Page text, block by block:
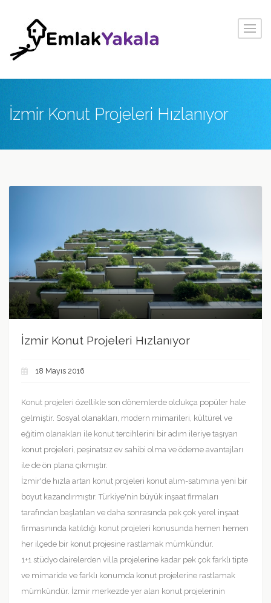
İzmir Konut Projeleri Hızlanıyor
İzmir Konut Projeleri Hızlanıyor
18 Mayıs 2016
Konut projeleri özellikle son dönemlerde oldukça popüler hale
gelmiştir. Sosyal olanakları, modern mimarileri, kültürel ve
eğitim olanakları ile konut tercihlerini bir adım ileriye taşıyan
konut projeleri, peşinatsız ev sahibi olma ve ödeme avantajları
ile de ön plana çıkmıştır.
İzmir'de hızla artan konut projeleri konut alım-satımına yeni bir
boyut kazandırmıştır. Türkiye'nin büyük inşaat firmaları
tarafından başlatılan ve daha sonrasında pek çok yerel inşaat
firmasınında katıldığı konut projeleri konusunda hemen hemen
her ilçede bir konut projesine rastlamak mümkündür.
1+1 stüdyo dairelerden villa projelerine kadar pek çok farklı tipte
ve mimaride ve farklı konumda konut projelerine rastlamak
mümkündür. İzmir merkezde yer alan konut projelerinin